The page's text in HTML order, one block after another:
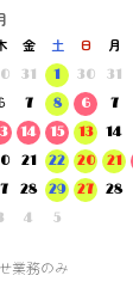
金
土
31
1
7
8
14
15
21
22
28
29
4 5
日 月
30
31
6
7
13
14
20
21
27
28
業務のみ